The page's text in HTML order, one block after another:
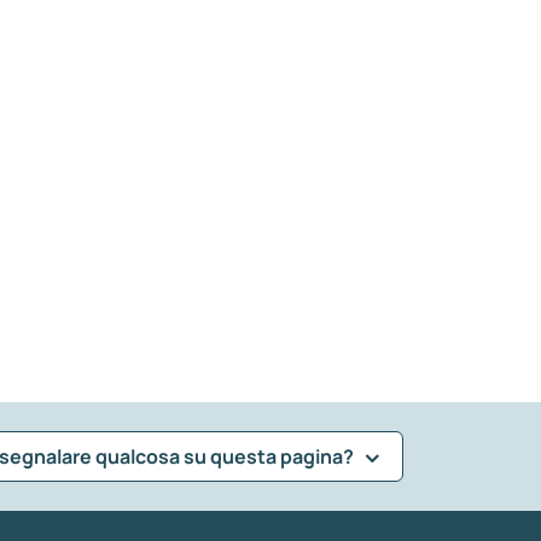
qualcosa su questa pagina?